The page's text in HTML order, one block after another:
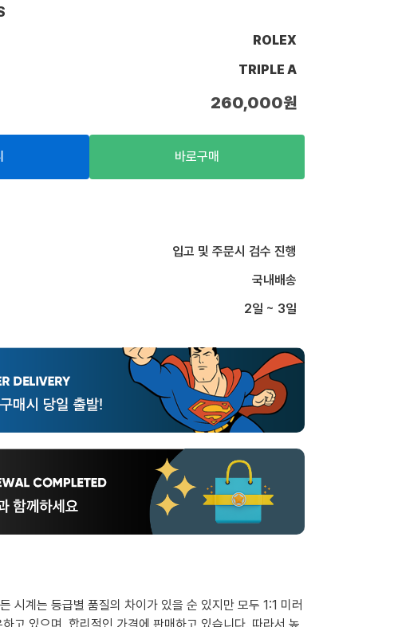
e
a
m
ROLEX
TRIPLE A
260,000원
바로구매
입고 및 주문시 검수 진행
국내배송
2일 ~ 3일
시계는 등급별 품질의 차이가 있을 순 있지만 모두 1:1 미러